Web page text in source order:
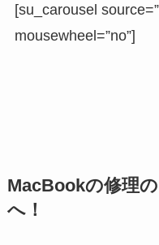
[su_carousel
mousewheel=”no”]
MacBookの修理
へ！